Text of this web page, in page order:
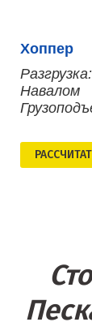
Хоппер
Навалом